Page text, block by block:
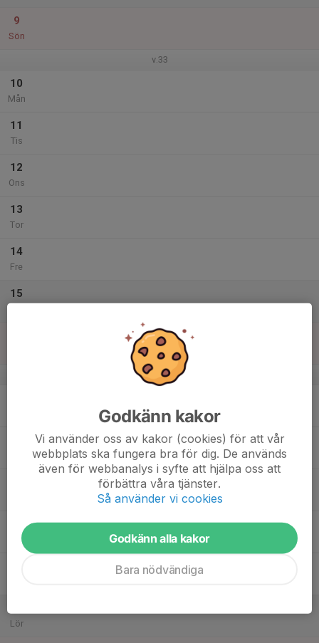
9
Sön
v.33
10
Mån
11
Tis
12
Ons
13
Tor
14
Fre
15
v.34
Tor
Lör
Godkänn kakor
Vi använder oss av kakor (cookies) för att vår
webbplats ska fungera bra för dig. De används
även för webbanalys i syfte att hjälpa oss att
förbättra våra tjänster.
Så använder vi cookies
Godkänn alla kakor
Bara nödvändiga